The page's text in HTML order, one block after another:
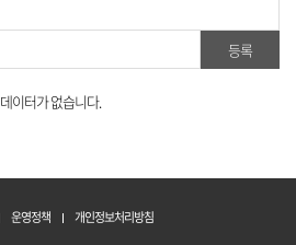
데이터가 없습니다.
운영정책 개인정보처리방침